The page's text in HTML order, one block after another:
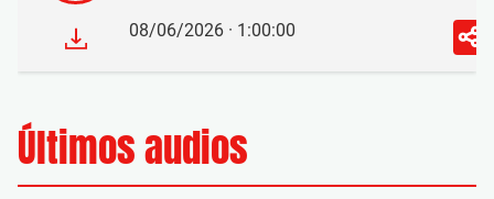
08/06/2026 · 1:00:00
Últimos audios